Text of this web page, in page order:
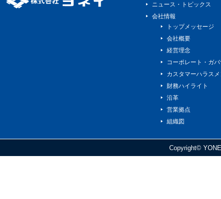
ニュース・トピックス
会社情報
トップメッセージ
会社概要
経営理念
コーポレート・ガ
カスタマーハラス
財務ハイライト
沿革
営業拠点
組織図
Copyright©